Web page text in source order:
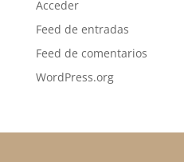
Acceder
Feed de entradas
Feed de comentarios
WordPress.org